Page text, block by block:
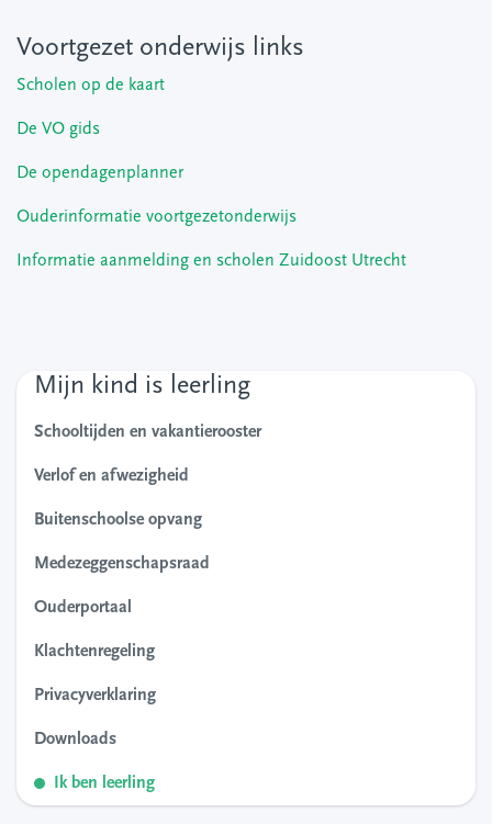
Voortgezet onderwijs links
Scholen op de kaart
De VO gids
De opendagenplanner
Ouderinformatie voortgezetonderwijs
Informatie aanmelding en scholen Zuidoost Utrecht
Mijn kind is leerling
Schooltijden en vakantierooster
Verlof en afwezigheid
Buitenschoolse opvang
Medezeggenschapsraad
Ouderportaal
Klachtenregeling
Privacyverklaring
Downloads
Ik ben leerling